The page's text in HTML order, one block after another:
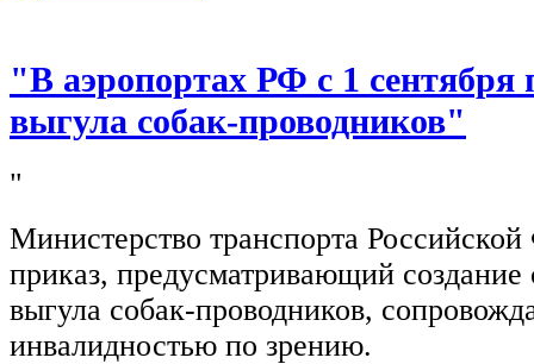
"В аэропортах РФ с 1 сентября
выгула собак-проводников"
"
Министерство транспорта
приказ, предусматривающий создание
выгула собак-проводников,
инвалидностью по зрению.